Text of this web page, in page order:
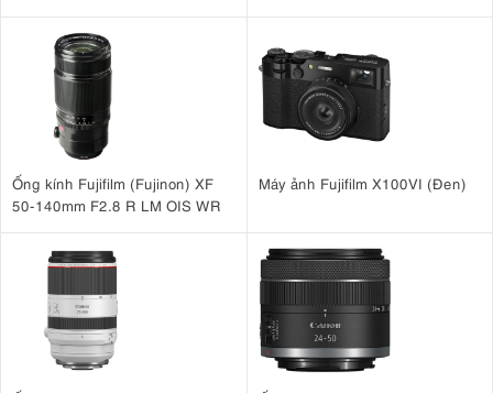
Ống kính Fujifilm (Fujinon) XF
50-140mm F2.8 R LM OIS WR
Máy ảnh Fujifilm X100VI (Đen)